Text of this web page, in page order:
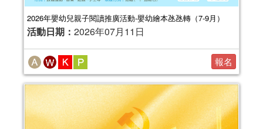
2026年嬰幼兒親子閱讀推廣活動-嬰幼繪本氹氹轉（7-9月）
活動日期： 2026年07月11日
報名